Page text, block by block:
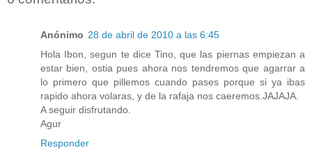
Anónimo 28 de abril de 2010 a las 6:45
Hola Ibon, segun te dice Tino, que las piernas empiezan a
estar bien, ostia pues ahora nos tendremos que agarrar a
lo primero que pillemos cuando pases porque si ya ibas
rapido ahora volaras, y de la rafaja nos caeremos.JAJAJA.
A seguir disfrutando.
Agur
Responder